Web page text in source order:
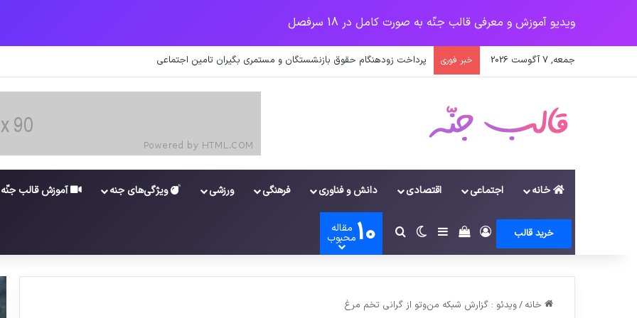
ویدیو آموزش و معرفی قالب جنّه به صورت کامل در 18 سرفصل
جمعه, 7 آگوست 2026 خبر فوری پرداخت زودهنگام حقوق بازنشستگان و مستمری بگیران تامین اجتماعی
خانه اجتماعی اقتصادی دانش و فناوری فرهنگی ورزشی ویژگی‌های جنه آموزش قالب جنّه
خرید قالب وروددیدن سبد خرید
سایدبارتغییر پوسته
جستجو برای
10 مقاله
محبوب
خانه /ویدئو : گزارش شبکه من‌وتو از گرانی تخم مرغ